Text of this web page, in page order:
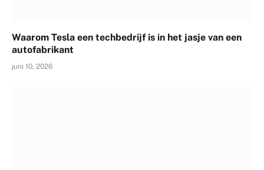
Waarom Tesla een techbedrijf is in het jasje van een
autofabrikant
juni 10, 2026